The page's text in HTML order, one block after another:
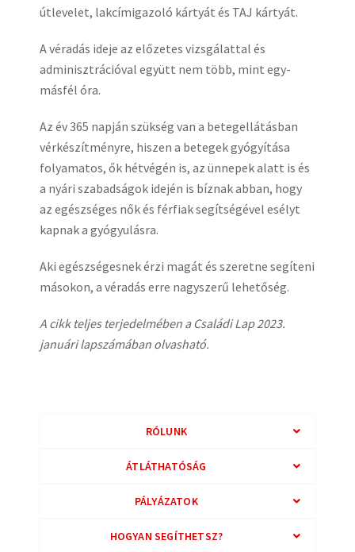
útlevelet, lakcímigazoló kártyát és TAJ kártyát.
A véradás ideje az előzetes vizsgálattal és
adminisztrációval együtt nem több, mint egy-
másfél óra.
Az év 365 napján szükség van a betegellátásban
vérkészítményre, hiszen a betegek gyógyítása
folyamatos, ők hétvégén is, az ünnepek alatt is és
a nyári szabadságok idején is bíznak abban, hogy
az egészséges nők és férfiak segítségével esélyt
kapnak a gyógyulásra.
Aki egészségesnek érzi magát és szeretne segíteni
másokon, a véradás erre nagyszerű lehetőség.
A cikk teljes terjedelmében a Családi Lap 2023.
januári lapszámában olvasható.
RÓLUNK
ÁTLÁTHATÓSÁG
PÁLYÁZATOK
HOGYAN SEGÍTHETSZ?